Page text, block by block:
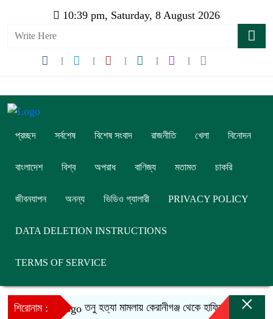
10:39 pm, Saturday, 8 August 2026
প্রচ্ছদ সর্বশেষ বিশেষ সংবাদ রাজনীতি খেলা বিনোদন
বাংলাদেশ বিশ্ব অপরাধ বাণিজ্য মতামত চাকরি
জীবনযাপন অনন্য ভিডিও গ্যালারী PRIVACY POLICY
DATA DELETION INSTRUCTIONS
TERMS OF SERVICE
শিরোনাম : তনু হত্যা মামলায় কেরানীগঞ্জ থেকে হাফিজুর গ্রেফতার×